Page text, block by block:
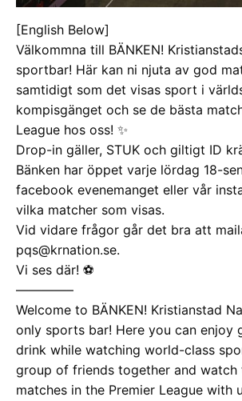
[English Below]
Välkommna till BÄNKEN!
sportbar! Här kan ni njuta av god
samtidigt som det visas sport i
kompisgänget och se de bästa
League hos oss! ✨
Drop-in gäller, STUK och giltigt ID
Bänken har öppet varje lördag 18-
facebook evenemanget eller vår
vilka matcher som visas.
Vid vidare frågor går det bra att
pqs@krnation.se.
Vi ses där! ⚽️
————–
Welcome to BÄNKEN! Kristianstad
only sports bar! Here you can enjoy
drink while watching world-class
group of friends together and watch
matches in the Premier League with